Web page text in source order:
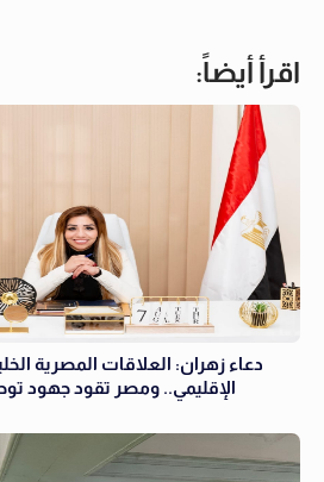
اقرأ أيضاً:
دعاء زهران: العلاقات المصرية
الإقليمي.. ومصر تقود جهود